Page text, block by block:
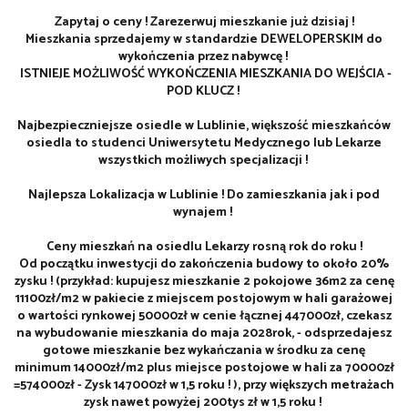
Zapytaj o ceny ! Zarezerwuj mieszkanie już dzisiaj !
Mieszkania sprzedajemy w standardzie DEWELOPERSKIM do
wykończenia przez nabywcę !
ISTNIEJE MOŻLIWOŚĆ WYKOŃCZENIA MIESZKANIA DO WEJŚCIA -
POD KLUCZ !
Najbezpieczniejsze osiedle w Lublinie, większość mieszkańców
osiedla to studenci Uniwersytetu Medycznego lub Lekarze
wszystkich możliwych specjalizacji !
Najlepsza Lokalizacja w Lublinie ! Do zamieszkania jak i pod
wynajem !
Ceny mieszkań na osiedlu Lekarzy rosną rok do roku !
Od początku inwestycji do zakończenia budowy to około 20%
zysku ! (przykład: kupujesz mieszkanie 2 pokojowe 36m2 za cenę
11100zł/m2 w pakiecie z miejscem postojowym w hali garażowej
o wartości rynkowej 50000zł w cenie łącznej 447000zł, czekasz
na wybudowanie mieszkania do maja 2028rok, - odsprzedajesz
gotowe mieszkanie bez wykańczania w środku za cenę
minimum 14000zł/m2 plus miejsce postojowe w hali za 70000zł
=574000zł - Zysk 147000zł w 1,5 roku ! ), przy większych metrażach
zysk nawet powyżej 200tys zł w 1,5 roku !